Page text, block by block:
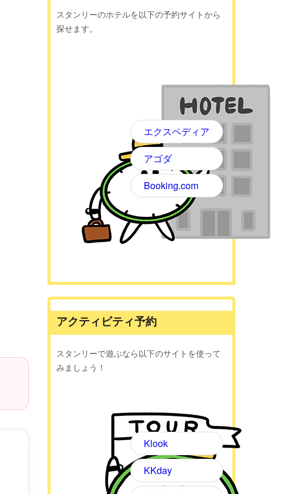
スタンリーのホテルを以下の予約サイトから
探せます。
エクスペディア
アゴダ
Booking.com
アクティビティ予約
スタンリーで遊ぶなら以下のサイトを使って
みましょう！
Klook
KKday